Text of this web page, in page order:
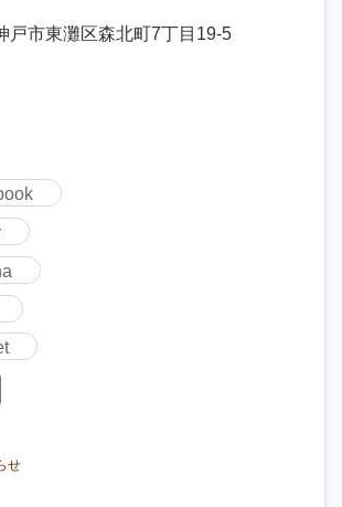
市東灘区森北町7丁目19-5
せ